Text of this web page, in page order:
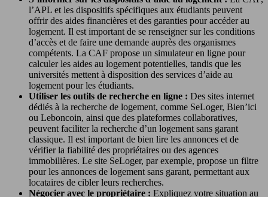
l’APL et les dispositifs spécifiques aux étudiants peuvent
offrir des aides financières et des garanties pour accéder au
logement. Il est important de se renseigner sur les conditions
d’accès et de faire une demande auprès des organismes
compétents. La CAF propose un simulateur en ligne pour
calculer les aides au logement potentielles, tandis que les
universités mettent à disposition des services d’aide au
logement pour les étudiants.
Utiliser les outils de recherche en ligne : Des sites internet
dédiés à la recherche de logement, comme SeLoger, Bien’ici
ou Leboncoin, ainsi que des plateformes collaboratives,
peuvent faciliter la recherche d’un logement sans garant
classique. Il est important de bien lire les annonces et de
vérifier la fiabilité des propriétaires ou des agences
immobilières. Le site SeLoger, par exemple, propose un filtre
pour les annonces de logement sans garant, permettant aux
locataires de cibler leurs recherches.
Négocier avec le propriétaire : Expliquez votre situation au